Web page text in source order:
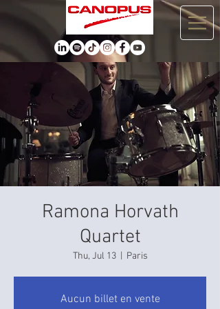
Ramona Horvath
Quartet
Thu, Jul 13
  |
Paris
Aucun billet en vente